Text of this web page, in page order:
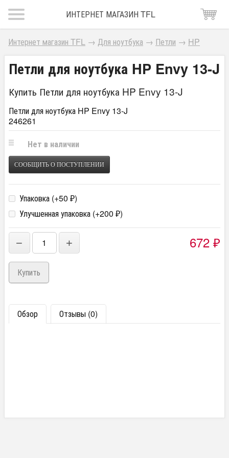
ИНТЕРНЕТ МАГАЗИН TFL
Интернет магазин TFL → Для ноутбука → Петли → HP
Петли для ноутбука HP Envy 13-J
Купить Петли для ноутбука HP Envy 13-J
Петли для ноутбука HP Envy 13-J
246261
Нет в наличии
СООБЩИТЬ О ПОСТУПЛЕНИИ
Упаковка (+50 ₽)
Улучшенная упаковка (+200 ₽)
− + 672 ₽
Обзор Отзывы (0)